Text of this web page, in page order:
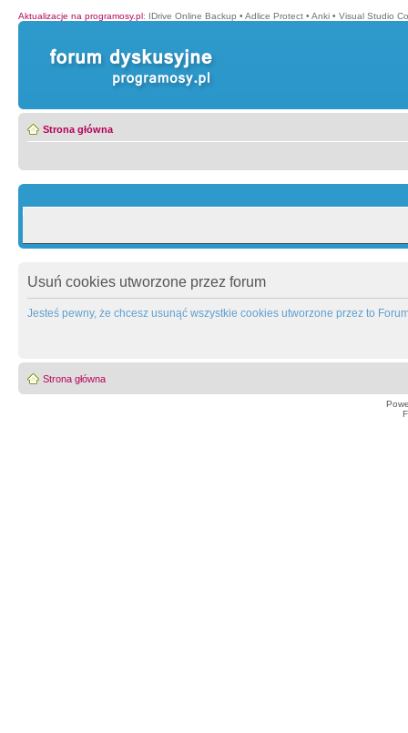
Aktualizacje na programosy.pl: IDrive Online Backup • Adlice Protect • Anki • Visual Studio
Strona główna
Usuń cookies utworzone przez forum
Jesteś pewny, że chcesz usunąć wszystkie cookies utworzone przez to
Strona główna